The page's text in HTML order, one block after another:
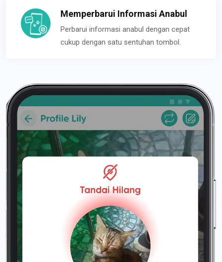
Memperbarui Informasi Anabul
Perbarui informasi anabul dengan cepat
cukup dengan satu sentuhan tombol.